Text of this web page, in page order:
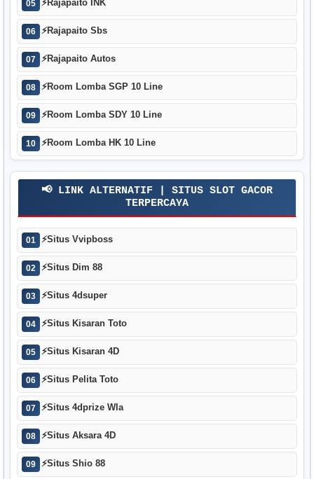
05 ⚡Rajapaito INK
06 ⚡Rajapaito Sbs
07 ⚡Rajapaito Autos
08 ⚡Room Lomba SGP 10 Line
09 ⚡Room Lomba SDY 10 Line
10 ⚡Room Lomba HK 10 Line
📢 LINK ALTERNATIF | SITUS SLOT GACOR
TERPERCAYA
01 ⚡Situs Vvipboss
02 ⚡Situs Dim 88
03 ⚡Situs 4dsuper
04 ⚡Situs Kisaran Toto
05 ⚡Situs Kisaran 4D
06 ⚡Situs Pelita Toto
07 ⚡Situs 4dprize Wla
08 ⚡Situs Aksara 4D
09 ⚡Situs Shio 88